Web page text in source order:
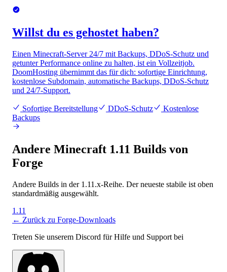
Willst du es gehostet haben?
Einen Minecraft-Server 24/7 mit Backups, DDoS-Schutz und
getunter Performance online zu halten, ist ein Vollzeitjob.
DoomHosting übernimmt das für dich: sofortige Einrichtung,
kostenlose Subdomain, automatische Backups, DDoS-Schutz
und 24/7-Support.
Sofortige Bereitstellung DDoS-Schutz
Kostenlose
Backups
Andere Minecraft 1.11 Builds von
Forge
Andere Builds in der 1.11.x-Reihe. Der neueste stabile ist oben
standardmäßig ausgewählt.
1.11
← Zurück zu Forge-Downloads
Treten Sie unserem Discord für Hilfe und Support bei